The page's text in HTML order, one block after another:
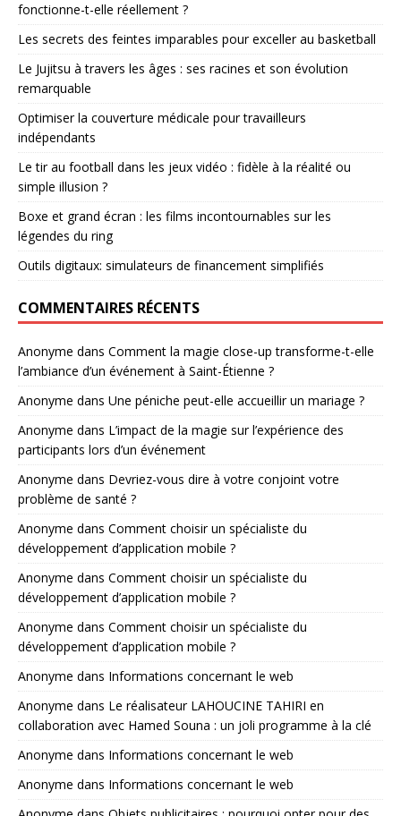
fonctionne-t-elle réellement ?
Les secrets des feintes imparables pour exceller au basketball
Le Jujitsu à travers les âges : ses racines et son évolution
remarquable
Optimiser la couverture médicale pour travailleurs
indépendants
Le tir au football dans les jeux vidéo : fidèle à la réalité ou
simple illusion ?
Boxe et grand écran : les films incontournables sur les
légendes du ring
Outils digitaux: simulateurs de financement simplifiés
COMMENTAIRES RÉCENTS
Anonyme dans Comment la magie close-up transforme-t-elle
l’ambiance d’un événement à Saint-Étienne ?
Anonyme dans Une péniche peut-elle accueillir un mariage ?
Anonyme dans L’impact de la magie sur l’expérience des
participants lors d’un événement
Anonyme dans Devriez-vous dire à votre conjoint votre
problème de santé ?
Anonyme dans Comment choisir un spécialiste du
développement d’application mobile ?
Anonyme dans Comment choisir un spécialiste du
développement d’application mobile ?
Anonyme dans Comment choisir un spécialiste du
développement d’application mobile ?
Anonyme dans Informations concernant le web
Anonyme dans Le réalisateur LAHOUCINE TAHIRI en
collaboration avec Hamed Souna : un joli programme à la clé
Anonyme dans Informations concernant le web
Anonyme dans Informations concernant le web